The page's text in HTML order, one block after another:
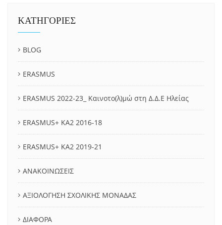
ΚΑΤΗΓΟΡΙΕΣ
BLOG
ERASMUS
ERASMUS 2022-23_ Καινοτο(λ)μώ στη Δ.Δ.Ε Ηλείας
ERASMUS+ KA2 2016-18
ERASMUS+ KA2 2019-21
ΑΝΑΚΟΙΝΩΣΕΙΣ
ΑΞΙΟΛΟΓΗΣΗ ΣΧΟΛΙΚΗΣ ΜΟΝΑΔΑΣ
ΔΙΑΦΟΡΑ